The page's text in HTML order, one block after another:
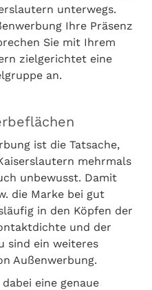
unterwegs.
Ihre Präsenz
Sie mit Ihrem
zielgerichtet eine
an.
ist die Tatsache,
mehrmals
unbewusst. Damit
die Marke bei gut
in den Köpfen der
und der
sind ein weiteres
Außenwerbung.
eine genaue